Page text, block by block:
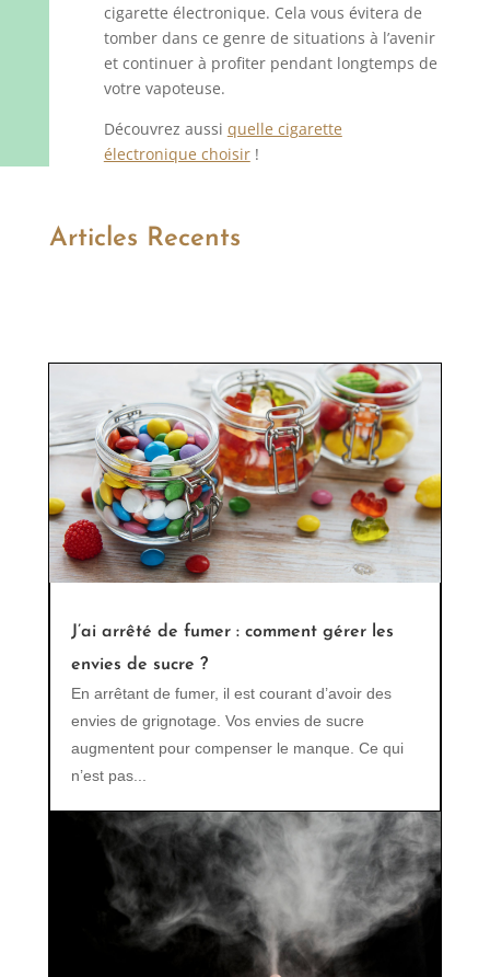
cigarette électronique. Cela vous évitera de
tomber dans ce genre de situations à l’avenir
et continuer à profiter pendant longtemps de
votre vapoteuse.
Découvrez aussi quelle cigarette
électronique choisir!
Articles Recents
J’ai arrêté de fumer : comment gérer les
envies de sucre ?
En arrêtant de fumer, il est courant d’avoir des
envies de grignotage. Vos envies de sucre
augmentent pour compenser le manque. Ce qui
n’est pas...